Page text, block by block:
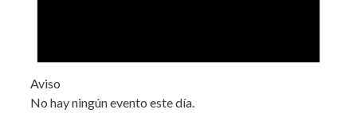
Aviso
No hay ningún evento este día.